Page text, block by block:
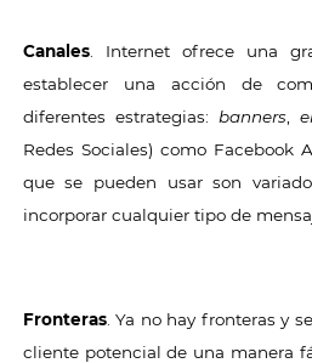
Canales. Internet ofrece una
establecer una acción de
diferentes estrategias: banners,
Redes Sociales) como Facebook
que se pueden usar son
incorporar cualquier tipo de
Fronteras. Ya no hay fronteras y
cliente potencial de una manera